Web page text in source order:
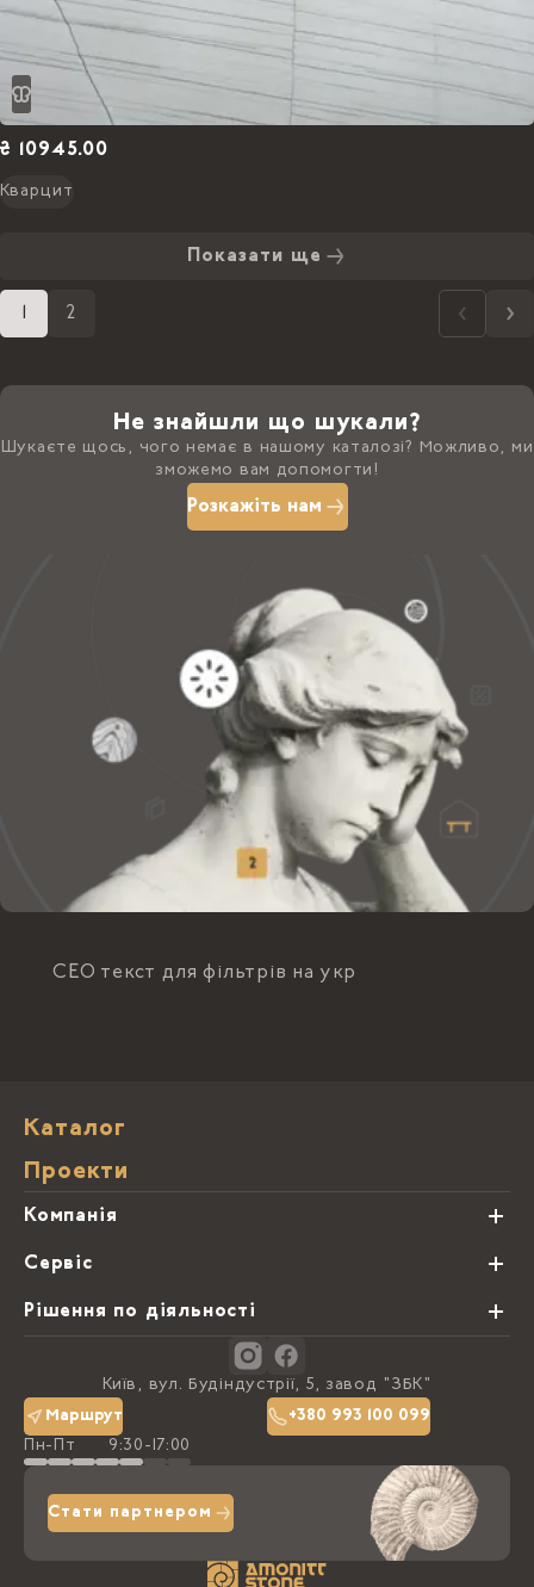
₴ 10945.00
Кварцит
Показати ще
2
Не знайшли що шукали?
Шукаєте щось, чого немає в нашому каталозі? Можливо, ми
зможемо вам допомогти!
Розкажіть нам
СЕО текст для фільтрів на укр
Каталог
Проекти
Компанія
Про нас
Блог
Контакти
Політика конфіденційності
Доставка та оплата
Сервіс
Види обробки каменю
Рішення по діяльності
Київ, вул. Будіндустрії, 5, завод "ЗБК"
Маршрут
+380 993 100 099
Пн-Пт
9:30-17:00
Стати партнером